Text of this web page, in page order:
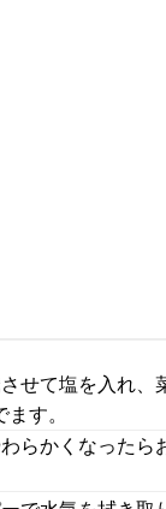
せて塩を入れ、
す。
らかくなったら